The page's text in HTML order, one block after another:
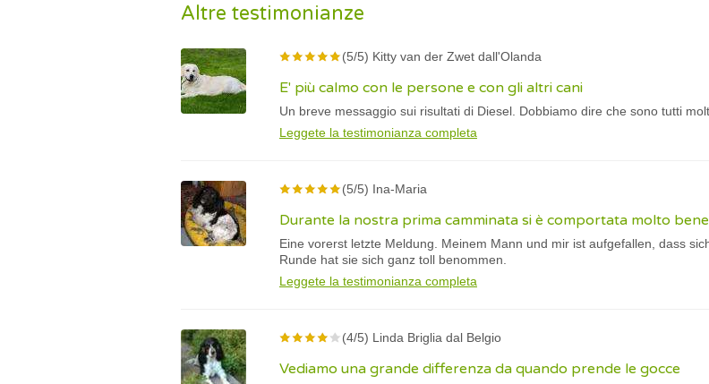
Altre testimonianze
(5/5) Kitty van der Zwet dall'Olanda
E' più calmo con le persone e con gli altri cani
Un breve messaggio sui risultati di Diesel. Dobbiamo dire che sono tutti
Leggete la testimonianza completa
(5/5) Ina-Maria
Durante la nostra prima camminata si è comportata molto bene
Eine vorerst letzte Meldung. Meinem Mann und mir ist aufgefallen, dass
Runde hat sie sich ganz toll benommen.
Leggete la testimonianza completa
(4/5) Linda Briglia dal Belgio
Vediamo una grande differenza da quando prende le gocce